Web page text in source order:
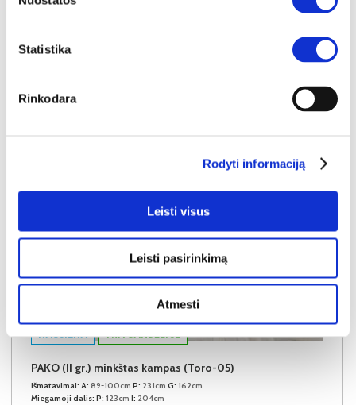
Statistika
Rinkodara
Rodyti informaciją
Leisti visus
Leisti pasirinkimą
Atmesti
PAKO (II gr.) minkštas kampas (Toro-05)
Išmatavimai: A: 89-100cm P: 231cm G: 162cm
Miegamoji dalis: P: 123cm I: 204cm